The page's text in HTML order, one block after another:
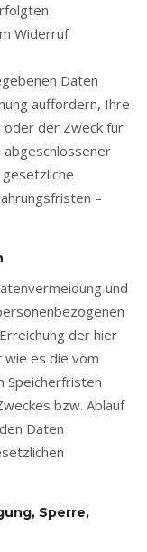
Widerruf
Daten
auffordern, Ihre
oder der Zweck für
abgeschlossener
–
und
der hier
wie es die vom
Speicherfristen
bzw. Ablauf
Daten
Sperre,